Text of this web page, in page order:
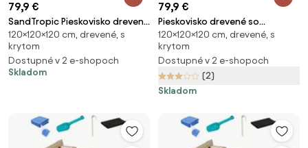
79,9 €
SandTropic Pieskovisko drevené
so strieškou 120x120 cm
impregnované
120×120×120 cm, drevené, s
krytom
Dostupné v 2 e-shopoch
Skladom
79,9 €
Pieskovisko drevené so
strieškou 120x120 cm
impregnované
120×120×120 cm, drevené, s
krytom
Dostupné v 2 e-shopoch
(2)
Skladom